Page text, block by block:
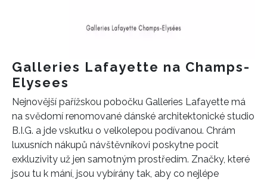
Galleries Lafayette na Champs-
Elysees
Nejnovější pařížskou pobočku Galleries Lafayette má
na svědomí renomované dánské architektonické studio
B.I.G. a jde vskutku o velkolepou podívanou. Chrám
luxusních nákupů návštěvníkovi poskytne pocit
exkluzivity už jen samotným prostředím. Značky, které
jsou tu k mání, jsou vybírány tak, aby co nejlépe